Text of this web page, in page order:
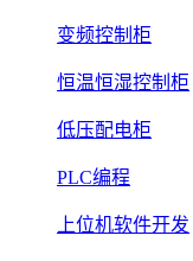
变频控制柜
恒温恒湿控制柜
低压配电柜
PLC编程
上位机软件开发